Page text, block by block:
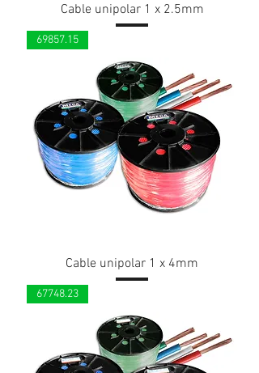
Cable unipolar 1 x 2.5mm
69857.15
Cable unipolar 1 x 4mm
67748.23